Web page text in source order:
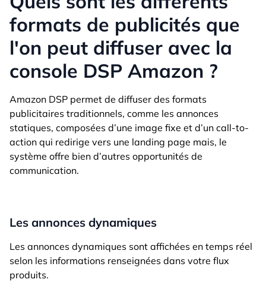
formats de publicités que
l'on peut diffuser avec la
console DSP Amazon ?
Amazon DSP permet de diffuser des formats
publicitaires traditionnels, comme les annonces
statiques, composées d’une image fixe et d’un call-to-
action qui redirige vers une landing page mais, le
système offre bien d’autres opportunités de
communication.
Les annonces dynamiques
Les annonces dynamiques sont affichées en temps réel
selon les informations renseignées dans votre flux
produits.